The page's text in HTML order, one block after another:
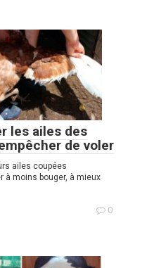
les ailes des
de voler
ailes coupées
à moins bouger, à mieux
0